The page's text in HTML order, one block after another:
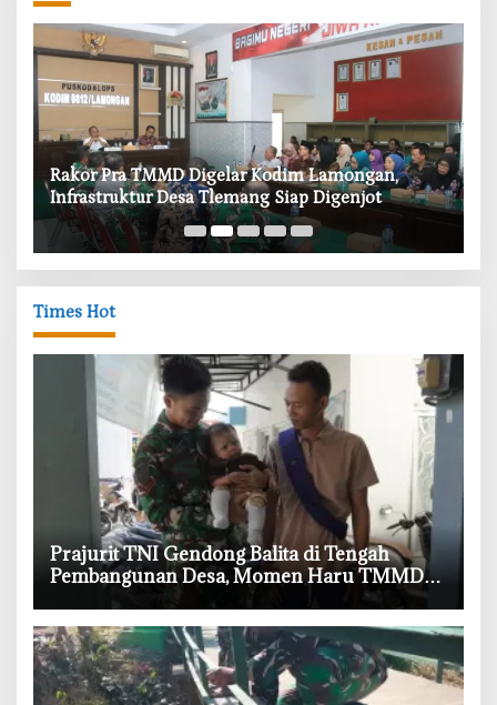
‎Rakor Pra TMMD Digelar Kodim Lamongan,
Infrastruktur Desa Tlemang Siap Digenjot
Times Hot
‎Prajurit TNI Gendong Balita di Tengah
Pembangunan Desa, Momen Haru TMMD